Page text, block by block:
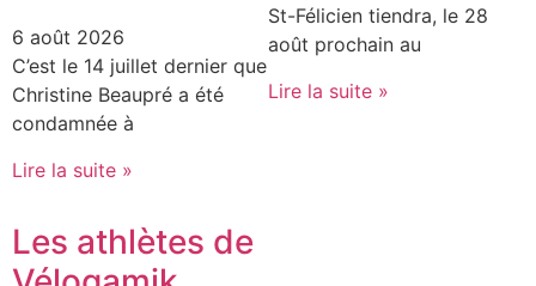
6 août 2026
C’est le 14 juillet dernier que
Christine Beaupré a été
condamnée à
Lire la suite »
St-Félicien tiendra, le 28
août prochain au
Lire la suite »
Les athlètes de